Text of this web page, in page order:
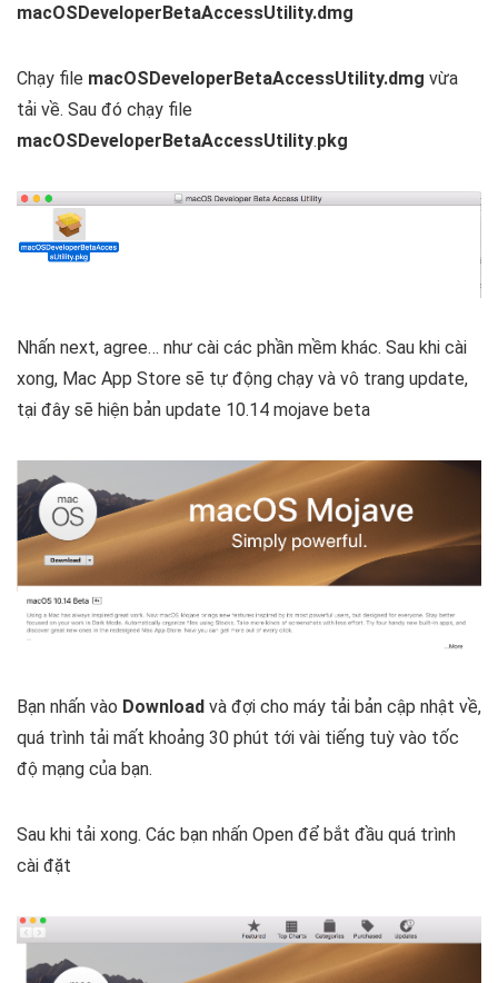
macOSDeveloperBetaAccessUtility.dmg
Chạy file macOSDeveloperBetaAccessUtility.dmg vừa
tải về. Sau đó chạy file
macOSDeveloperBetaAccessUtility.pkg
Nhấn next, agree… như cài các phần mềm khác. Sau khi cài
xong, Mac App Store sẽ tự động chạy và vô trang update,
tại đây sẽ hiện bản update 10.14 mojave beta
Bạn nhấn vào Download và đợi cho máy tải bản cập nhật về,
quá trình tải mất khoảng 30 phút tới vài tiếng tuỳ vào tốc
độ mạng của bạn.
Sau khi tải xong. Các bạn nhấn Open để bắt đầu quá trình
cài đặt